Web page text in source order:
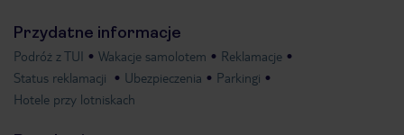
Przydatne informacje
Podróż z TUI Wakacje samolotem
Reklamacje
Status reklamacji
Ubezpieczenia
Parkingi
Hotele przy lotniskach